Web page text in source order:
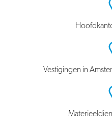
Vestigingen in